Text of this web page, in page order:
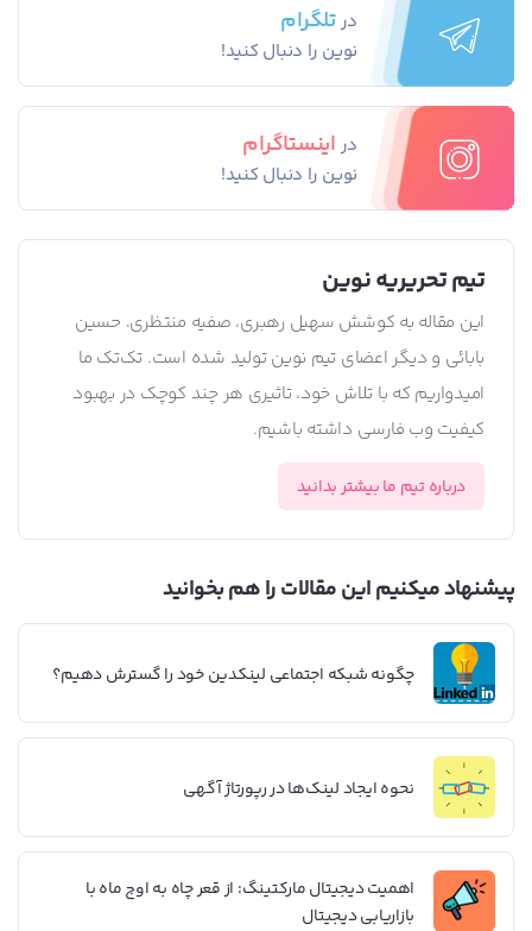
درتلگرام
نوین را دنبال کنید!
در اینستاگرام
نوین را دنبال کنید!
تیم تحریریه نوین
این مقاله به کوشش سهیل رهبری، صفیه منتظری، حسین
بابائی و دیگر اعضای تیم نوین تولید شده است. تک‌تک ما
امیدواریم که با تلاش خود، تاثیری هر چند کوچک در بهبود
کیفیت وب فارسی داشته باشیم.
درباره تیم ما بیشتر بدانید
پیشنهاد میکنیم این مقالات را هم بخوانید
چگونه شبکه اجتماعی لینکدین خود را گسترش دهیم؟
نحوه ایجاد لینک‌ها در رپورتاژ آگهی
اهمیت دیجیتال مارکتینگ: از قعر چاه به اوج ماه با
بازاریابی دیجیتال